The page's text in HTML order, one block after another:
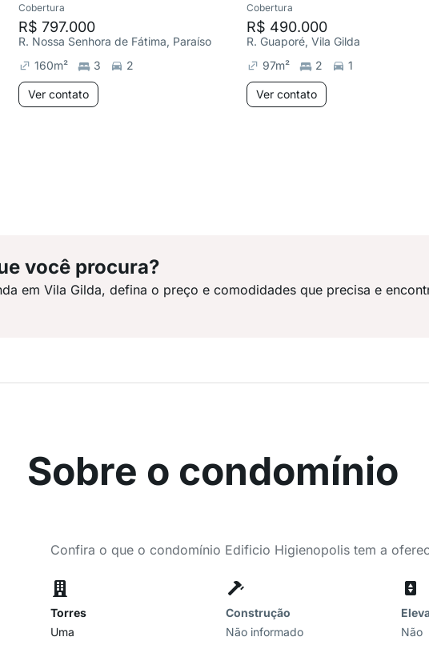
Cobertura
R$ 797.000
R. Nossa Senhora de Fátima, Paraíso
160m² 3 2
Ver contato
Cobertura
R$ 490.000
R. Guaporé, Vila Gilda
97m² 2 1
Ver contato
você procura?
em Vila Gilda, defina o preço e comodidades que precisa e
Sobre o condomínio
Confira o que o condomínio Edificio Higienopolis tem a
Torres
Uma
Construção
Não informado
Não